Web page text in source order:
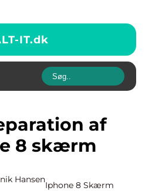
IT.dk
8 skærm
Hansen
Iphone 8 Skærm